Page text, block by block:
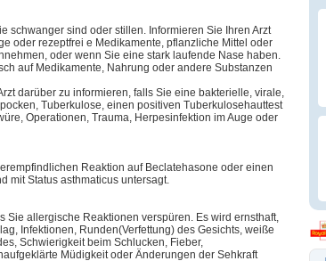
schwanger sind oder stillen. Informieren Sie Ihren Arzt
oder rezeptfrei e Medikamente, pflanzliche Mittel oder
oder wenn Sie eine stark laufende Nase haben.
auf Medikamente, Nahrung oder andere Substanzen
darüber zu informieren, falls Sie eine bakterielle, virale,
Tuberkulose, einen positiven Tuberkulosehauttest
Operationen, Trauma, Herpesinfektion im Auge oder
Reaktion auf Beclatehasone oder einen
mit Status asthmaticus untersagt.
Sie allergische Reaktionen verspüren. Es wird ernsthaft,
Infektionen, Runden(Verfettung) des Gesichts, weiße
Schwierigkeit beim Schlucken, Fieber,
Müdigkeit oder Änderungen der Sehkraft